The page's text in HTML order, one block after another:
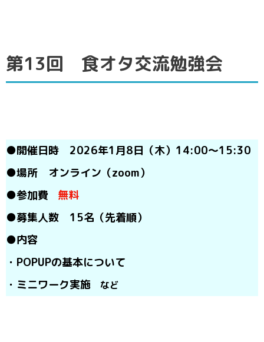
第13回 食オタ交流勉強会
●開催日時 2026年1月8日（木）14:00～15:30
●場所 オンライン（zoom）
●参加費
無料
●募集人数 15名（先着順）
●内容
・POPUPの基本について
・ミニワーク実施
など